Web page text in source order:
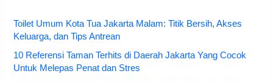
Toilet Umum Kota Tua Jakarta Malam: Titik Bersih, Akses
Keluarga, dan Tips Antrean
10 Referensi Taman Terhits di Daerah Jakarta Yang Cocok
Untuk Melepas Penat dan Stres